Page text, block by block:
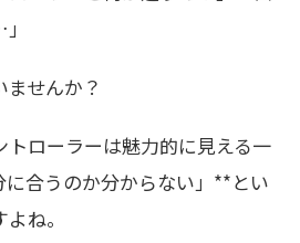
せんか？
ローラーは魅力的に見える一
合うのか分からない」**とい
ね。